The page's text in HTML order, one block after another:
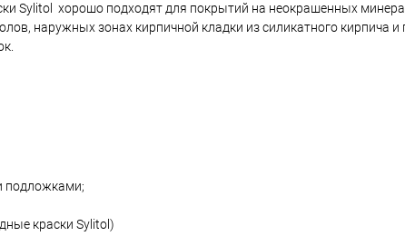
Sylitol хорошо подходят для покрытий на неокрашенных
наружных зонах кирпичной кладки из силикатного кирпича и
подложками;
краски Sylitol)